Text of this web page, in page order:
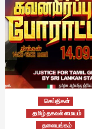
செய்திகள்
தமிழ் தகவல் மையம்
தலையங்கம்